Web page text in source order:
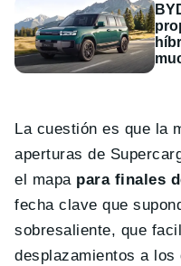
La cuestión es que la
aperturas de
el mapa para finales
fecha clave que
sobresaliente, que
desplazamientos a los